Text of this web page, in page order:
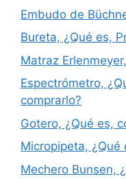
Embudo de
Bureta, ¿Qué es,
Matraz
Espectrómetro,
comprarlo?
Gotero, ¿Qué es,
Micropipeta, ¿Qué
Mechero Bunsen,